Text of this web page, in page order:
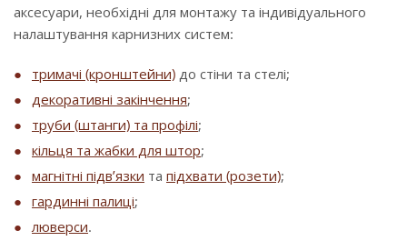
аксесуари, необхідні для монтажу та індивідуального
налаштування карнизних систем:
тримачі (кронштейни) до стіни та стелі;
декоративні закінчення;
труби (штанги) та профілі;
кільця та жабки для штор;
магнітні підв’язки та підхвати (розети);
гардинні палиці;
люверси.